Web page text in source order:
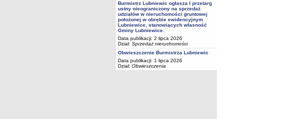
Burmistrz Lubniewic ogłasza I przetarg
ustny nieograniczony na sprzedaż
udziałów w nieruchomości gruntowej
położonej w obrębie ewidencyjnym
Lubniewice, stanowiących własność
Gminy Lubniewice.
Data publikacji: 2 lipca 2026
Dział: Sprzedaż nieruchomości
Obwieszczenie Burmistrza Lubniewic
Data publikacji: 1 lipca 2026
Dział: Obwieszczenia